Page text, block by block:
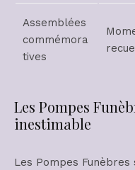
Assemblées
commémora
tives
Les Pompes
inestimable
Les Pompes